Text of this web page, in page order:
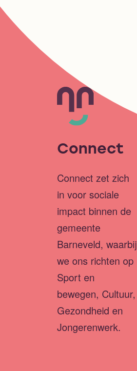
Connect
Connect zet zich
in voor sociale
impact binnen de
gemeente
Barneveld, waarbij
we ons richten op
Sport en
bewegen, Cultuur,
Gezondheid en
Jongerenwerk.